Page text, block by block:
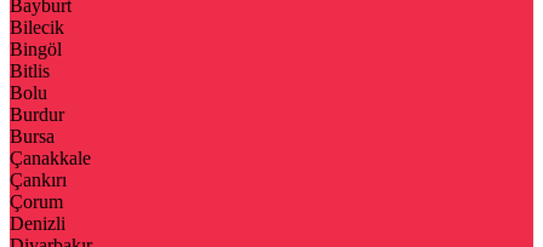
Bayburt
Bilecik
Bingöl
Bitlis
Bolu
Burdur
Bursa
Çanakkale
Çankırı
Çorum
Denizli